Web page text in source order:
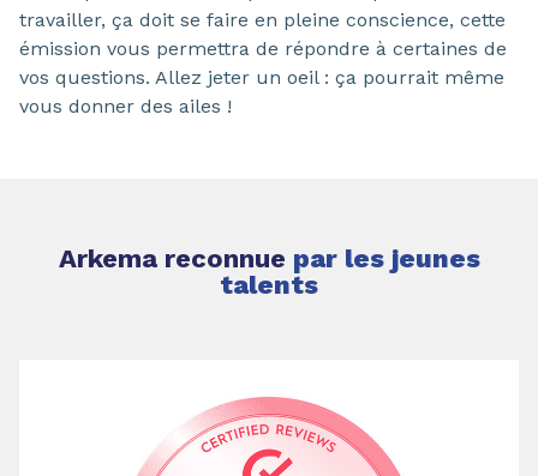
travailler, ça doit se faire en pleine conscience, cette
émission vous permettra de répondre à certaines de
vos questions. Allez jeter un oeil : ça pourrait même
vous donner des ailes !
Arkema reconnue par les jeunes
talents